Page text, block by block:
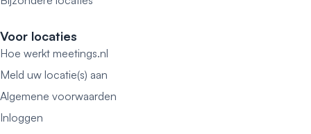
Voor locaties
Hoe werkt meetings.nl
Meld uw locatie(s) aan
Algemene voorwaarden
Inloggen